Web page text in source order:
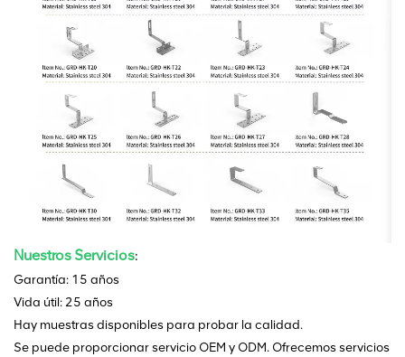
Nuestros Servicios:
Garantía: 15 años
Vida útil: 25 años
Hay muestras disponibles para probar la calidad.
Se puede proporcionar servicio OEM y ODM. Ofrecemos servicios